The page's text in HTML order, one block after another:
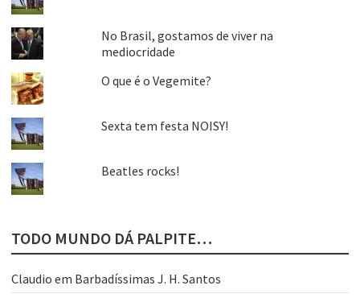
No Brasil, gostamos de viver na
mediocridade
O que é o Vegemite?
Sexta tem festa NOISY!
Beatles rocks!
TODO MUNDO DÁ PALPITE…
Claudio em Barbadíssimas J. H. Santos